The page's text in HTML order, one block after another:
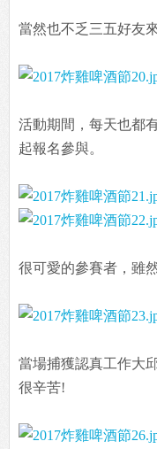
當然也不乏三五好友
活動期間，每天也都
起報名參與。
很可愛的參賽者，雖
當場捕獲認真工作大
很辛苦!